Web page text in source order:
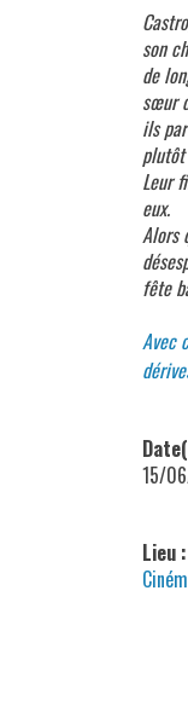
son
de
sœur
ils
plutôt
Leur
eux.
Alors
fête
Avec
15/
Lieu :